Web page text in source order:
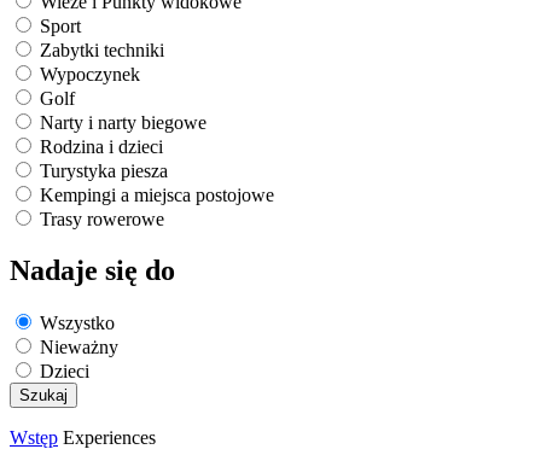
Sport
Zabytki techniki
Wypoczynek
Golf
Narty i narty biegowe
Rodzina i dzieci
Turystyka piesza
Kempingi a miejsca postojowe
Trasy rowerowe
Nadaje się do
Wszystko
Nieważny
Dzieci
Wstęp Experiences